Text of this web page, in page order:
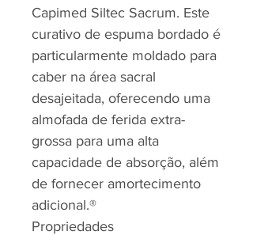
Capimed Siltec Sacrum. Este
curativo de espuma bordado é
particularmente moldado para
caber na área sacral
desajeitada, oferecendo uma
almofada de ferida extra-
grossa para uma alta
capacidade de absorção, além
de fornecer amortecimento
adicional.®
Propriedades